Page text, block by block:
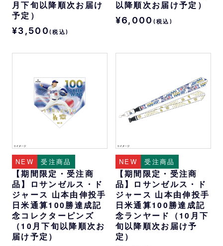
月下旬以降順次お届け
予定）
¥3,500 (税込)
以降順次お届け予定）
¥6,000 (税込)
NEW 受注商品
【期間限定・受注商
品】ロサンゼルス・ド
ジャース 山本由伸投手
日米通算100勝達成記
念コレクターピンズ
（10月下旬以降順次お
届け予定）
NEW 受注商品
【期間限定・受注商
品】ロサンゼルス・ド
ジャース 山本由伸投手
日米通算100勝達成記
念ランヤード（10月下
旬以降順次お届け予
定）